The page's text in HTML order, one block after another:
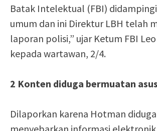
Batak Intelektual (FBI)
umum dan ini Direktur LBH telah
laporan polisi,” ujar Ketum FBI
kepada wartawan, 2/4.
2 Konten diduga bermuatan
Dilaporkan karena Hotman